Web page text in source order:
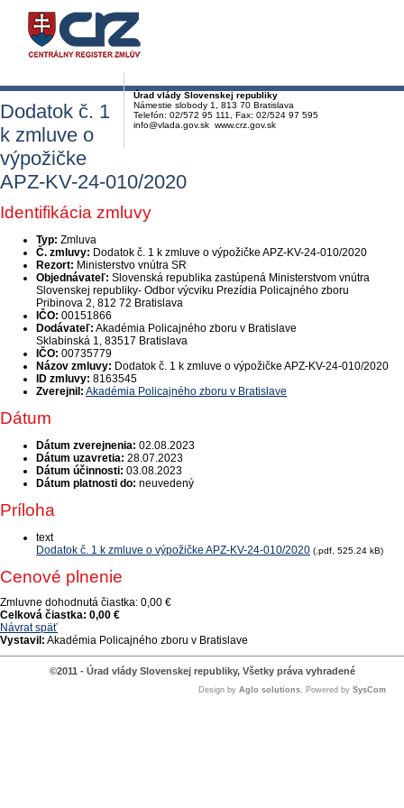
Úrad vlády Slovenskej republiky
Námestie slobody 1, 813 70 Bratislava
Telefón: 02/572 95 111, Fax: 02/524 97 595
info@vlada.gov.sk www.crz.gov.sk
Dodatok č. 1
k zmluve o
výpožičke
APZ-KV-24-010/2020
Identifikácia zmluvy
Typ: Zmluva
Č. zmluvy: Dodatok č. 1 k zmluve o výpožičke APZ-KV-24-010/2020
Rezort: Ministerstvo vnútra SR
Objednávateľ: Slovenská republika zastúpená Ministerstvom vnútra
Slovenskej republiky- Odbor výcviku Prezídia Policajného zboru
Pribinova 2, 812 72 Bratislava
IČO: 00151866
Dodávateľ: Akadémia Policajného zboru v Bratislave
Sklabinská 1, 83517 Bratislava
IČO: 00735779
Názov zmluvy: Dodatok č. 1 k zmluve o výpožičke APZ-KV-24-010/2020
ID zmluvy: 8163545
Zverejnil: Akadémia Policajného zboru v Bratislave
Dátum
Dátum zverejnenia: 02.08.2023
Dátum uzavretia: 28.07.2023
Dátum účinnosti: 03.08.2023
Dátum platnosti do: neuvedený
Príloha
text
Dodatok č. 1 k zmluve o výpožičke APZ-KV-24-010/2020 (.pdf, 525.24 kB)
Cenové plnenie
Zmluvne dohodnutá čiastka: 0,00 €
Celková čiastka: 0,00 €
Návrat späť
Vystavil: Akadémia Policajného zboru v Bratislave
©2011 - Úrad vlády Slovenskej republiky, Všetky práva vyhradené
Design by Aglo solutions, Powered by SysCom